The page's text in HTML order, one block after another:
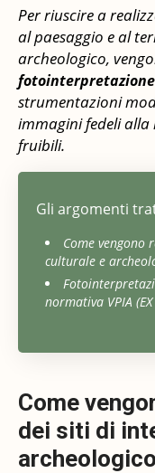
REPERTI
SERVIZI
BENI CULTURALI
Per riuscire a
al paesaggio e al
archeologico,
strumentazioni
immagini fedeli
fruibili.
Gli argomenti
Come vengono
culturale e
normativa VPIA (EX
Come
dei siti di